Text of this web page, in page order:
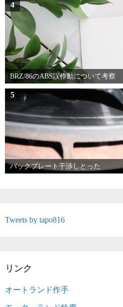
4
BRZ/86のABS誤作動について考察
5
バックプレート干渉しとった
Tweets by tapo816
リンク
オートランド作手